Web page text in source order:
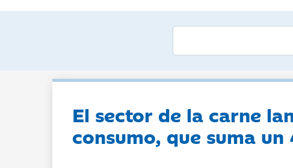
El sector de la carne
consumo, que suma